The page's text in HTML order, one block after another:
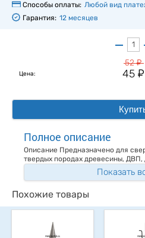
Способы оплаты: Любой вид
Гарантия: 12 месяцев
Цена:
52у
45 у
Полное описание
Описание Предназначено для
твердых породах древесины,
Показать
Похожие товары